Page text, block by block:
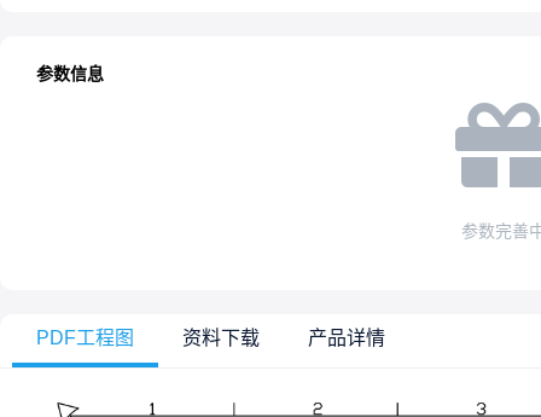
参数信息
参数完善
PDF工程图 资料下载 产品详情